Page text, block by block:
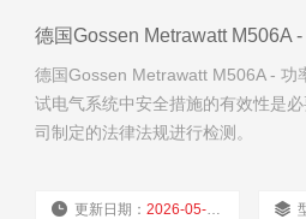
德国Gossen Metrawatt M506A
德国Gossen Metrawatt M506A - 功
试电气系统中安全措施的有效性是
司制定的法律法规进行检测。
更新日期：2026-05-11